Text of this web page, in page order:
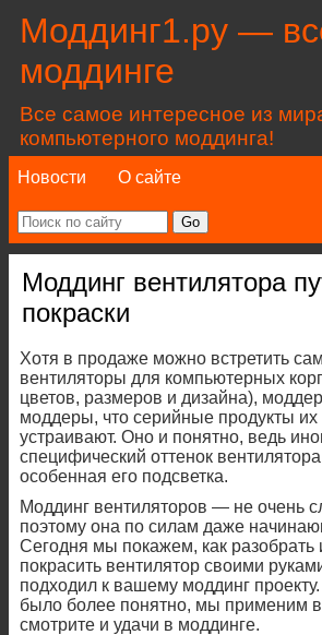
Моддинг1.ру —
моддинге
Все самое интересное из
компьютерного моддинга!
Новости О сайте
Моддинг вентилятора
покраски
Хотя в продаже можно встретить
вентиляторы для компьютерных
цветов, размеров и дизайна),
моддеры, что серийные продукты их
устраивают. Оно и понятно, ведь
специфический оттенок
особенная его подсветка.
Моддинг вентиляторов — не очень
поэтому она по силам даже
Сегодня мы покажем, как разобрать
покрасить вентилятор своими
подходил к вашему моддинг
было более понятно, мы применим
смотрите и удачи в моддинге.